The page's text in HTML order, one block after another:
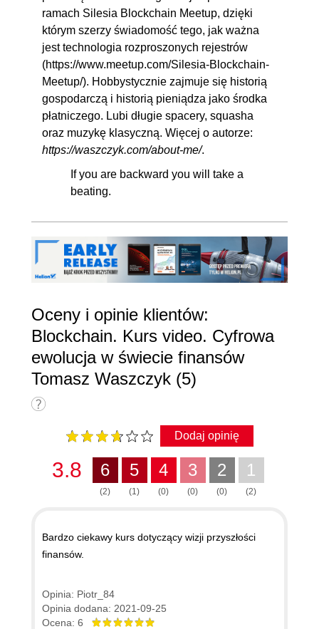
ramach Silesia Blockchain Meetup, dzięki
którym szerzy świadomość tego, jak ważna
jest technologia rozproszonych rejestrów
(https://www.meetup.com/Silesia-Blockchain-
Meetup/). Hobbystycznie zajmuje się historią
gospodarczą i historią pieniądza jako środka
płatniczego. Lubi długie spacery, squasha
oraz muzykę klasyczną. Więcej o autorze:
https://waszczyk.com/about-me/.
If you are backward you will take a
beating.
Oceny i opinie klientów:
Blockchain. Kurs video. Cyfrowa
ewolucja w świecie finansów
Tomasz Waszczyk (5)
Dodaj opinię
3.8 6
(2)
5
(1)
4
(0)
3
(0)
2
(0)
1
(2)
Bardzo ciekawy kurs dotyczący wizji przyszłości
finansów.
Opinia: Piotr_84
Opinia dodana: 2021-09-25
Ocena: 6